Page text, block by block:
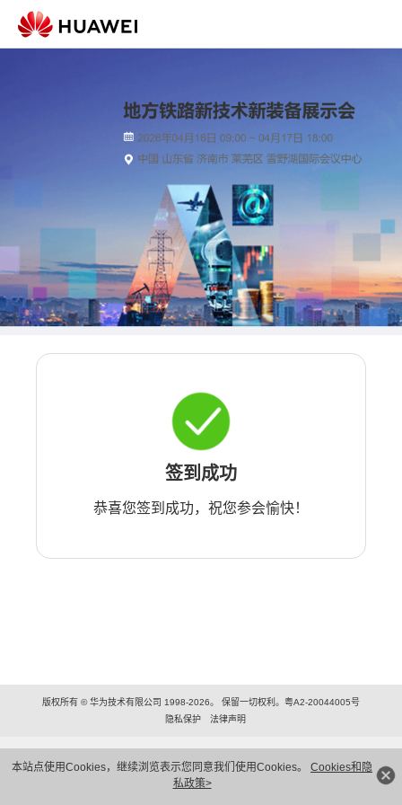
本站点使用Cookies，继续浏览表示您同意我们使用Cookies。 Cookies和隐
私政策>
签到成功
恭喜您签到成功，祝您参会愉快！
版权所有 © 华为技术有限公司 1998-2026。 保留一切权利。粤A2-20044005号
隐私保护
法律声明